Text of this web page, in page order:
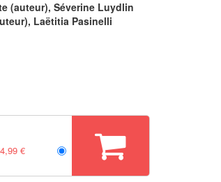
(auteur), Séverine Luydlin
Laëtitia Pasinelli
€